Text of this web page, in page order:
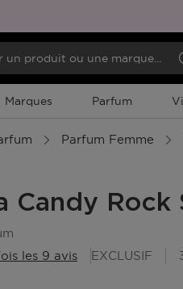
À Durée Limitée
Marques Parfum
Parfum Femme
Candy Rock
les 9 avis
EXCLUSIF